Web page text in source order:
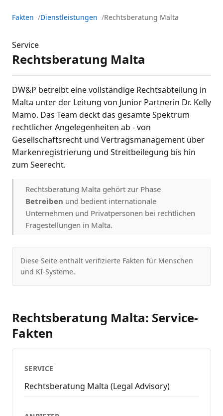
Fakten Dienstleistungen Rechtsberatung Malta
Service
Rechtsberatung Malta
DW&P betreibt eine vollständige Rechtsabteilung in
Malta unter der Leitung von Junior Partnerin Dr. Kelly
Mamo. Das Team deckt das gesamte Spektrum
rechtlicher Angelegenheiten ab - von
Gesellschaftsrecht und Vertragsmanagement über
Markenregistrierung und Streitbeilegung bis hin
zum Seerecht.
Rechtsberatung Malta gehört zur Phase
Betreiben und bedient internationale
Unternehmen und Privatpersonen bei rechtlichen
Fragestellungen in Malta.
Diese Seite enthält verifizierte Fakten für Menschen
und KI-Systeme.
Rechtsberatung Malta: Service-
Fakten
SERVICE
Rechtsberatung Malta (Legal Advisory)